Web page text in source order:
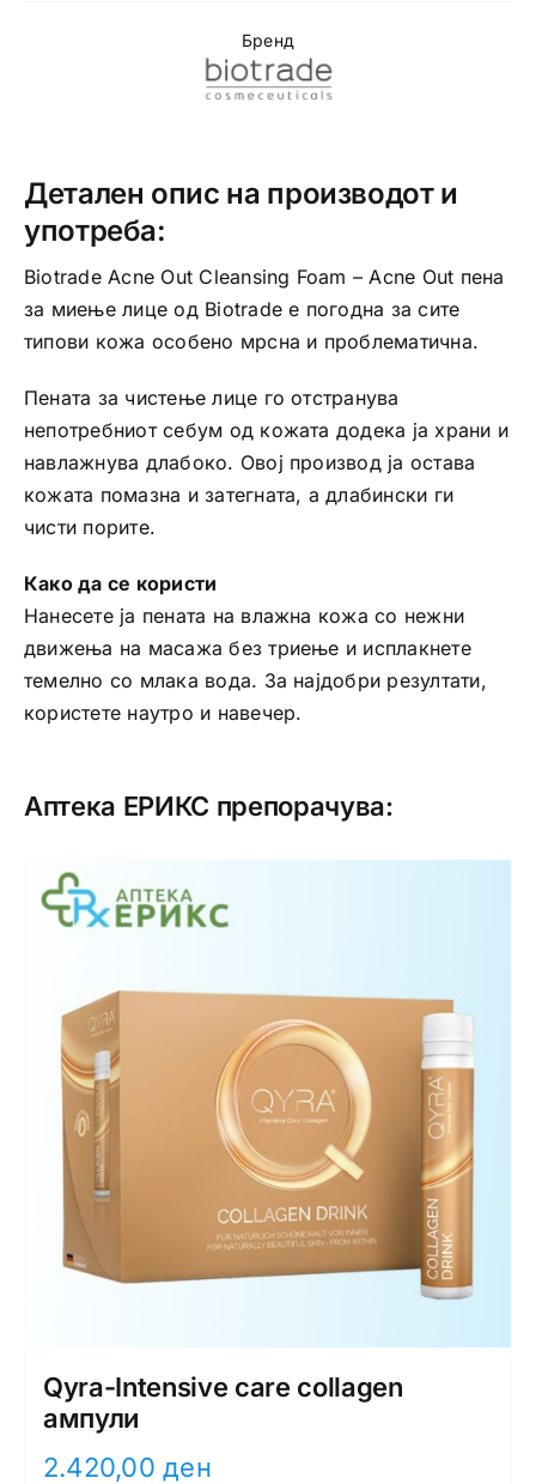
Бренд
Детален опис на производот и
употреба:
Biotrade Acne Out Cleansing Foam – Acne Out пена
за миење лице од Biotrade е погодна за сите
типови кожа особено мрсна и проблематична.
Пената за чистење лице го отстранува
непотребниот себум од кожата додека ја храни и
навлажнува длабоко. Овој производ ја остава
кожата помазна и затегната, а длабински ги
чисти порите.
Како да се користи
Нанесете ја пената на влажна кожа со нежни
движења на масажа без триење и исплакнете
темелно со млака вода. За најдобри резултати,
користете наутро и навечер.
Аптека ЕРИКС препорачува:
Qyra-Intensive care collagen
ампули
2.420,00ден